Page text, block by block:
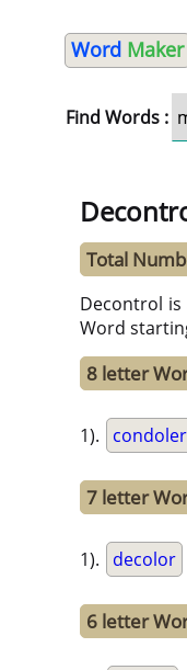
Word Maker
Find Words :
Total
Decontrol is
Word
8 letter
1). condoler
7 letter
1). decolor
6 letter